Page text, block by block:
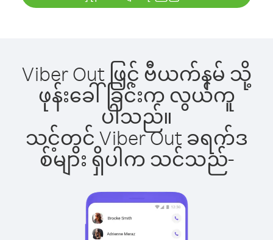
Viber Out ဖြင့် ဗီယက်နမ် သို့
ဖုန်းခေါ်ခြင်းက လွယ်ကူ
ပါသည်။
သင့်တွင် Viber Out ခရက်ဒ
စ်များ ရှိပါက သင်သည်-